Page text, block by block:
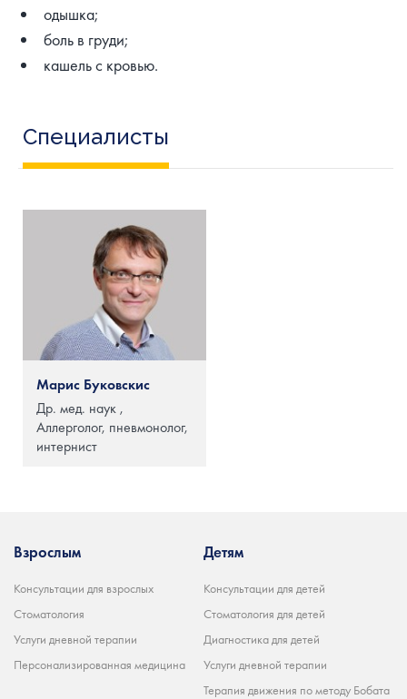
одышка;
боль в груди;
кашель с кровью.
Специалисты
Марис Буковскис
Др. мед. наук ,
Аллерголог, пневмонолог,
интернист
Взрослым
Консультации для взрослых
Стоматология
Услуги дневной терапии
Персонализированная медицина
Детям
Консультации для детей
Стоматология для детей
Диагностика для детей
Услуги дневной терапии
Терапия движения по методу Бобата